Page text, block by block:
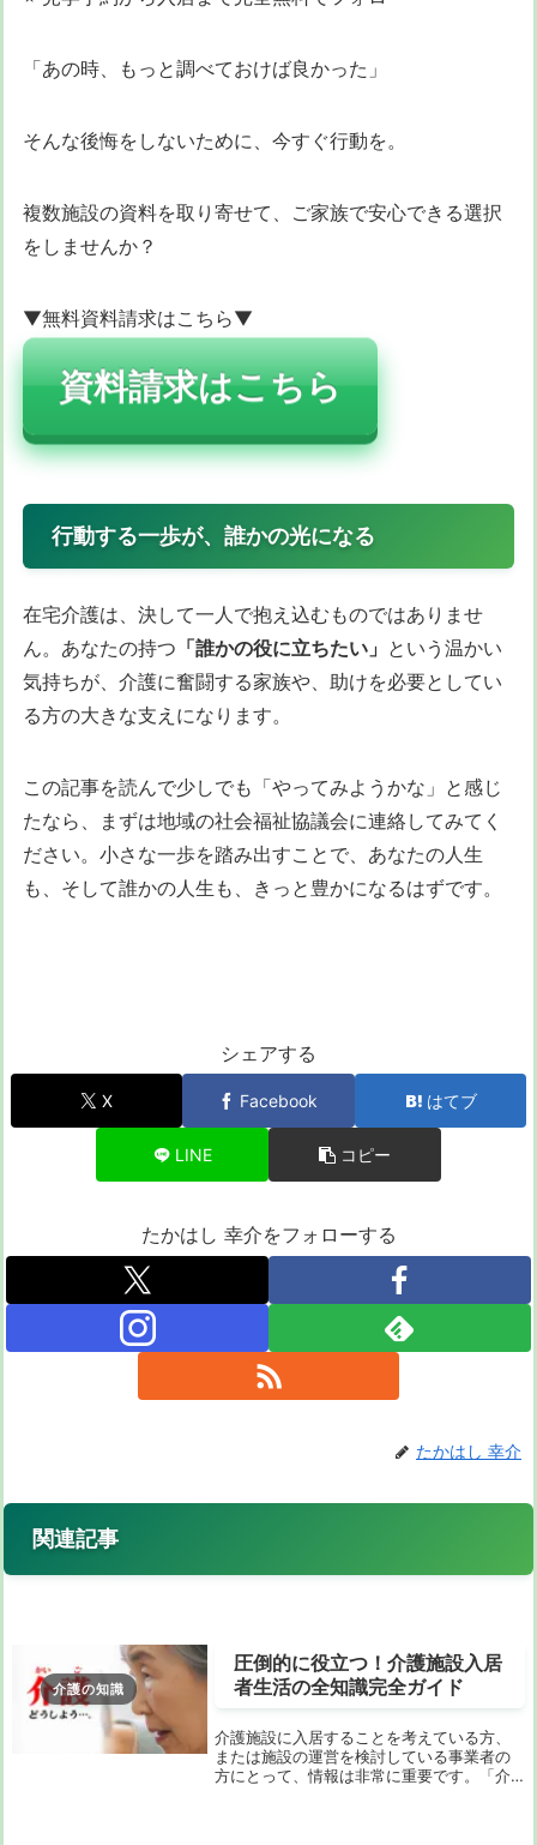
「あの時、もっと調べておけば良かった」
そんな後悔をしないために、今すぐ行動を。
複数施設の資料を取り寄せて、ご家族で安心できる選択
をしませんか？
▼無料資料請求はこちら▼
資料請求はこちら
行動する一歩が、誰かの光になる
在宅介護は、決して一人で抱え込むものではありませ
ん。あなたの持つ 「誰かの役に立ちたい」 という温かい
気持ちが、介護に奮闘する家族や、助けを必要としてい
る方の大きな支えになります。
この記事を読んで少しでも「やってみようかな」と感じ
たなら、まずは地域の社会福祉協議会に連絡してみてく
ださい。小さな一歩を踏み出すことで、あなたの人生
も、そして誰かの人生も、きっと豊かになるはずです。
シェアする
X Facebook はてブ
LINE コピー
たかはし 幸介をフォローする
たかはし 幸介
関連記事
介護の知識
圧倒的に役立つ！介護施設入居
者生活の全知識完全ガイド
介護施設に入居することを考えている方、
または施設の運営を検討している事業者の
方にとって、情報は非常に重要です。「介